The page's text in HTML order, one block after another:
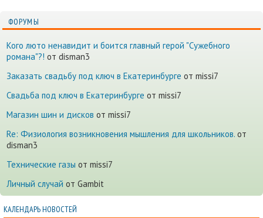
ФОРУМЫ
Кого люто ненавидит и боится главный герой "Сужебного
романа"?! от disman3
Заказать свадьбу под ключ в Екатеринбурге от missi7
Cвадьба под ключ в Екатеринбурге от missi7
Магазин шин и дисков от missi7
Re: Физиология возникновения мышления для школьников. от
disman3
Технические газы от missi7
Личный случай от Gambit
КАЛЕНДАРЬ НОВОСТЕЙ